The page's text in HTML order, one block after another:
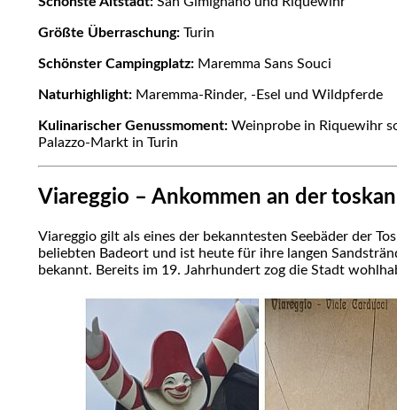
Größte Überraschung: Turin
Schönster Campingplatz: Maremma Sans Souci
Naturhighlight: Maremma-Rinder, -Esel und Wildpferde
Kulinarischer Genussmoment: Weinprobe in Riquewihr
Palazzo-Markt in Turin
Viareggio – Ankommen an der
Viareggio gilt als eines der bekanntesten Seebäder der
beliebten Badeort und ist heute für ihre langen
bekannt. Bereits im 19. Jahrhundert zog die Stadt